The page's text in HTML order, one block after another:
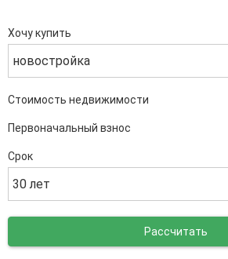
Хочу купить
новостройка
Стоимость недвижимости
Первоначальный взнос
Срок
30 лет
Рассчитать